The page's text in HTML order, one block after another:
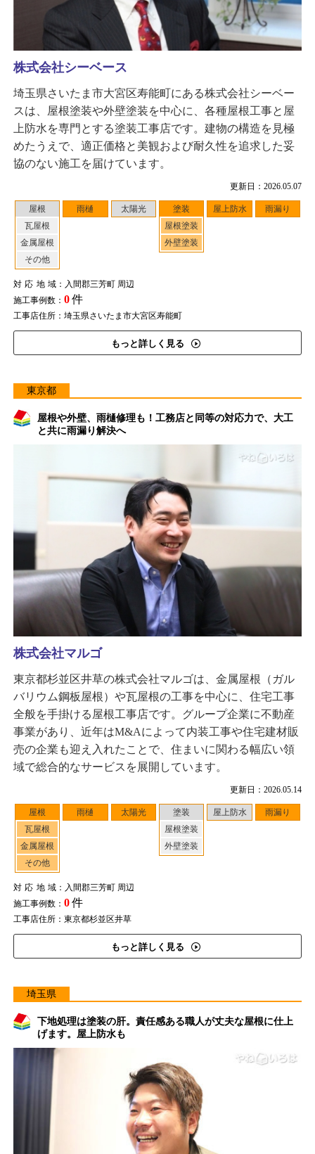
更新日：2026.05.07
屋根
瓦屋根
金属屋根
その他
雨樋 太陽光
塗装
屋根塗装
外壁塗装
屋上防水 雨漏り
対応地域：入間郡三芳町 周辺
施工事例数： 0件
工事店住所：埼玉県さいたま市大宮区寿能町
もっと詳しく見る
株式会社シーベース
埼玉県さいたま市大宮区寿能町にある株式会社シーベー
スは、屋根塗装や外壁塗装を中心に、各種屋根工事と屋
上防水を専門とする塗装工事店です。建物の構造を見極
めたうえで、適正価格と美観および耐久性を追求した妥
協のない施工を届けています。
東京都
屋根や外壁、雨樋修理も！工務店と同等の対応力で、大工
と共に雨漏り解決へ
更新日：2026.05.14
屋根
瓦屋根
金属屋根
その他
雨樋 太陽光
塗装
屋根塗装
外壁塗装
屋上防水 雨漏り
対応地域：入間郡三芳町 周辺
施工事例数： 0件
工事店住所：東京都杉並区井草
もっと詳しく見る
株式会社マルゴ
東京都杉並区井草の株式会社マルゴは、金属屋根（ガル
バリウム鋼板屋根）や瓦屋根の工事を中心に、住宅工事
全般を手掛ける屋根工事店です。グループ企業に不動産
事業があり、近年はM&Aによって内装工事や住宅建材販
売の企業も迎え入れたことで、住まいに関わる幅広い領
域で総合的なサービスを展開しています。
埼玉県
下地処理は塗装の肝。責任感ある職人が丈夫な屋根に仕上
げます。屋上防水も